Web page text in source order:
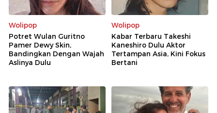
Wolipop
Potret Wulan Guritno
Pamer Dewy Skin,
Bandingkan Dengan Wajah
Aslinya Dulu
Wolipop
Kabar Terbaru Takeshi
Kaneshiro Dulu Aktor
Tertampan Asia, Kini Fokus
Bertani